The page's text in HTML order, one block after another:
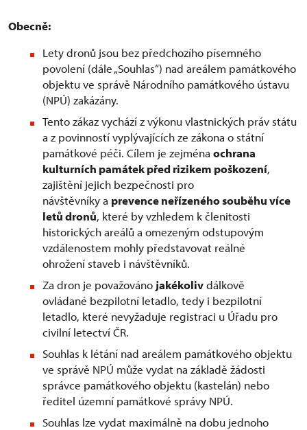
Obecně:
Lety dronů jsou bez předchozího písemného
povolení (dále „Souhlas“) nad areálem památkového
objektu ve správě Národního památkového ústavu
(NPÚ) zakázány.
Tento zákaz vychází z výkonu vlastnických práv státu
a z povinností vyplývajících ze zákona o státní
památkové péči. Cílem je zejména ochrana
kulturních památek před rizikem poškození,
zajištění jejich bezpečnosti pro
návštěvníky a prevence neřízeného souběhu více
letů dronů, které by vzhledem k členitosti
historických areálů a omezeným odstupovým
vzdálenostem mohly představovat reálné
ohrožení staveb i návštěvníků.
Za dron je považováno jakékolivdálkově
ovládané bezpilotní letadlo, tedy i bezpilotní
letadlo, které nevyžaduje registraci u Úřadu pro
civilní letectví ČR.
Souhlas k létání nad areálem památkového objektu
ve správě NPÚ může vydat na základě žádosti
správce památkového objektu (kastelán) nebo
ředitel územní památkové správy NPÚ.
Souhlas lze vydat maximálně na dobu jednoho